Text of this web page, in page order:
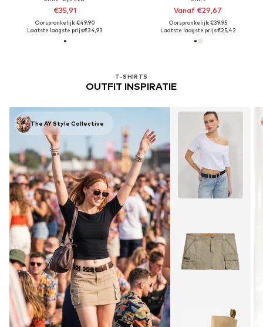
€35,91
Oorspronkelijk: €49,90
Laatste laagste prijs:€34,93
Vanaf €29,67
Oorspronkelijk: €39,95
Laatste laagste prijs:€25,42
gezien
T-SHIRTS
OUTFIT INSPIRATIE
The AY Style Collective